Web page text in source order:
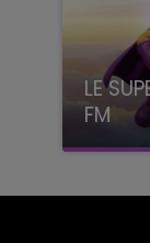
LE
FM
avec